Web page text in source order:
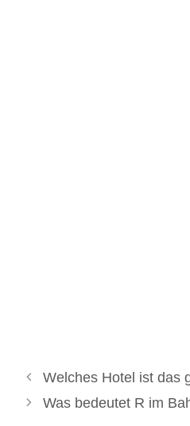
Welches Hotel ist das
Was bedeutet R im